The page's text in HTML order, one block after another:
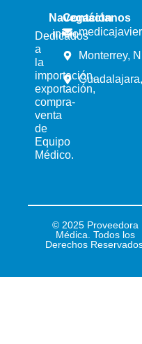
Dedicados
a
la
importación,
exportación,
compra-
venta
de
Equipo
Médico.
Navegación
inicio
Contáctanos
Monterrey,
© 2025 Proveedora
Médica. Todos los
Derechos